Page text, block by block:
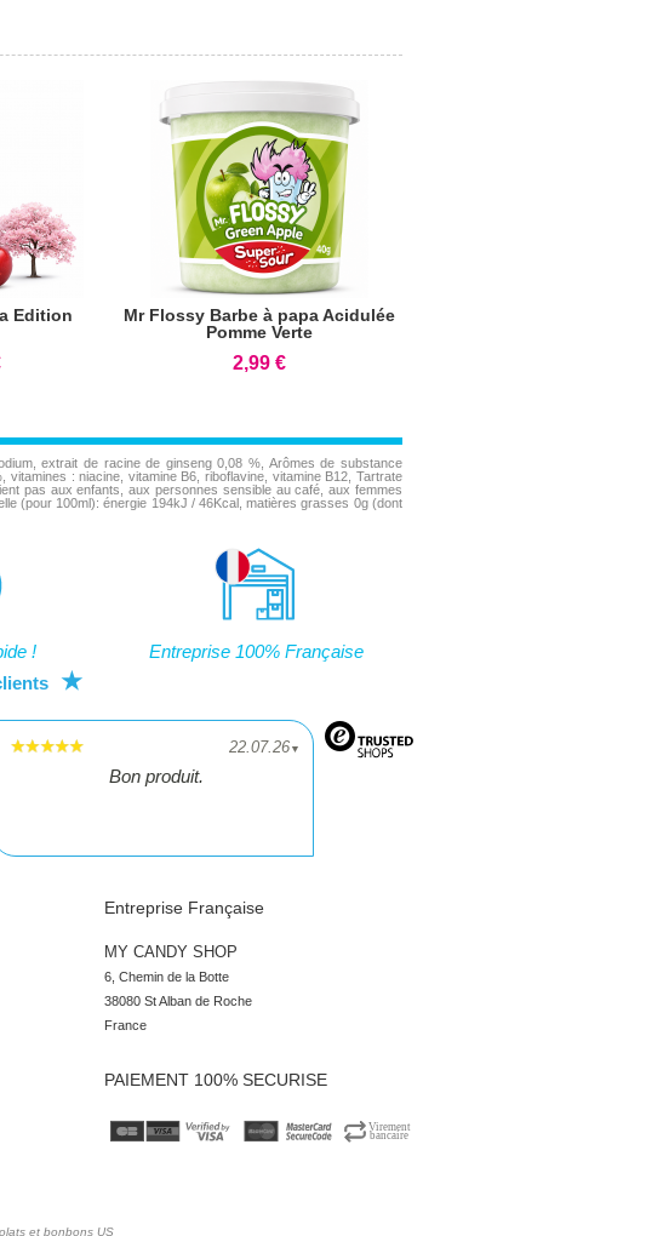
Edition
Mr Flossy Barbe à papa Acidulée
Pomme Verte
2,99 €
extrait de racine de ginseng 0,08 %, Arômes de substance
: niacine, vitamine B6, riboflavine, vitamine B12, Tartrate
pas aux enfants, aux personnes sensible au café, aux femmes
(pour 100ml): énergie 194kJ / 46Kcal, matières grasses 0g (dont
! Entreprise 100% Française
★
22.07.26▼
Bon produit.
Entreprise Française
MY CANDY SHOP
6, Chemin de la Botte
38080 St Alban de Roche
France
PAIEMENT 100% SECURISE
et bonbons US